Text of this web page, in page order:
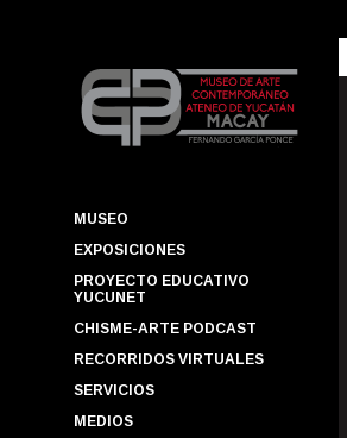
MUSEO
EXPOSICIONES
PROYECTO EDUCATIVO
YUCUNET
CHISME-ARTE PODCAST
RECORRIDOS VIRTUALES
SERVICIOS
MEDIOS